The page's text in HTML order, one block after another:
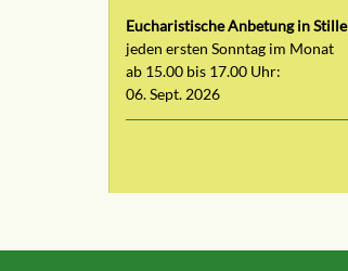
Eucharistische Anbetung in Stille
jeden ersten Sonntag im Monat
ab 15.00 bis 17.00 Uhr:
06. Sept. 2026